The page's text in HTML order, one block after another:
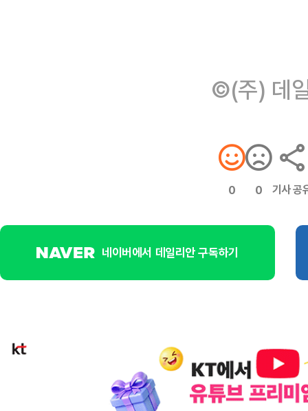
©(주) 데
0 0 기사 공
네이버에서 데일리안 구독하기